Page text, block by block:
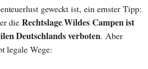
geweckt ist, ein ernster Tipp:
dieRechtslage.Wildes Campen ist
Deutschlands verboten. Aber
legale Wege: